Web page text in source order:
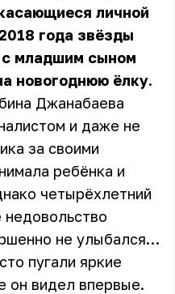
личной
года звёзды
младшим сыном
новогоднюю ёлку.
Джанабаева
и даже не
за своими
ребёнка и
четырёхлетний
не улыбался…
пугали яркие
он видел впервые.